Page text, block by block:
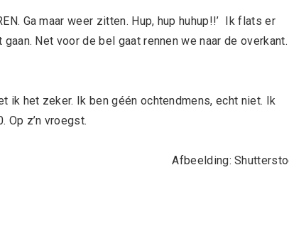
Ga maar weer zitten. Hup, hup huhup!!’ Ik flats er
Net voor de bel gaat rennen we naar de overkant.
ik het zeker. Ik ben géén ochtendmens, echt niet. Ik
Op z’n vroegst.
Afbeelding: